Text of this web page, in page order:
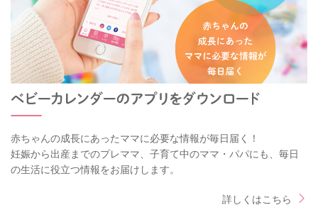
赤ちゃんの成長にあったママに必要な情報が毎日届く！
妊娠から出産までのプレママ、子育て中のママ・パパにも、毎日
の生活に役立つ情報をお届けします。
詳しくはこちら